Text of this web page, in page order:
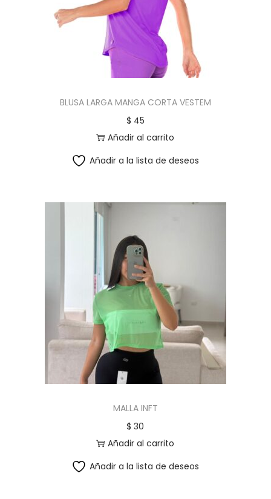
BLUSA LARGA MANGA CORTA VESTEM
$ 45
Añadir al carrito
Añadir a la lista de deseos
MALLA INFT
$ 30
Añadir al carrito
Añadir a la lista de deseos